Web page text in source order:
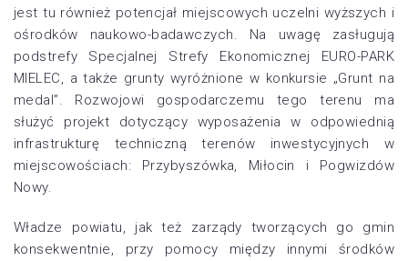
jest tu również potencjał miejscowych uczelni wyższych i
ośrodków naukowo-badawczych. Na uwagę zasługują
podstrefy Specjalnej Strefy Ekonomicznej EURO-PARK
MIELEC, a także grunty wyróżnione w konkursie „Grunt na
medal”. Rozwojowi gospodarczemu tego terenu ma
służyć projekt dotyczący wyposażenia w odpowiednią
infrastrukturę techniczną terenów inwestycyjnych w
miejscowościach: Przybyszówka, Miłocin i Pogwizdów
Nowy.
Władze powiatu, jak też zarządy tworzących go gmin
konsekwentnie, przy pomocy między innymi środków